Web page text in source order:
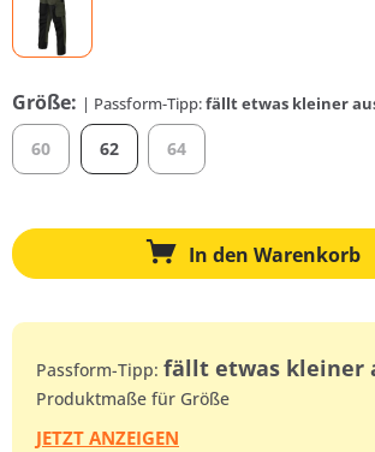
Größe: | Passform-Tipp:fällt etwas kleiner
60 62 64
In den Warenkorb
Passform-Tipp: fällt etwas kleiner
Produktmaße für Größe
JETZT ANZEIGEN